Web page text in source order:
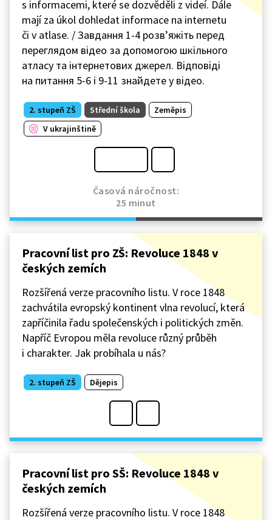
s informacemi, které se dozvěděli z videí. Dále
mají za úkol dohledat informace na internetu
či v atlase. / Завдання 1-4 розв’яжіть перед
переглядом відео за допомогою шкільного
атласу та інтернетових джерел. Відповіді
на питання 5-6 і 9-11 знайдете у відео.
2. stupeň ZŠ Střední škola
Zeměpis
V ukrajinštině
Časová náročnost:
25 minut
Pracovní list pro ZŠ: Revoluce 1848 v
českých zemích
Rozšířená verze pracovního listu. V roce 1848
zachvátila evropský kontinent vlna revolucí, která
zapříčinila řadu společenských i politických změn.
Napříč Evropou měla revoluce různý průběh
i charakter. Jak probíhala u nás?
2. stupeň ZŠ Dějepis
Pracovní list pro SŠ: Revoluce 1848 v
českých zemích
Rozšířená verze pracovního listu. V roce 1848